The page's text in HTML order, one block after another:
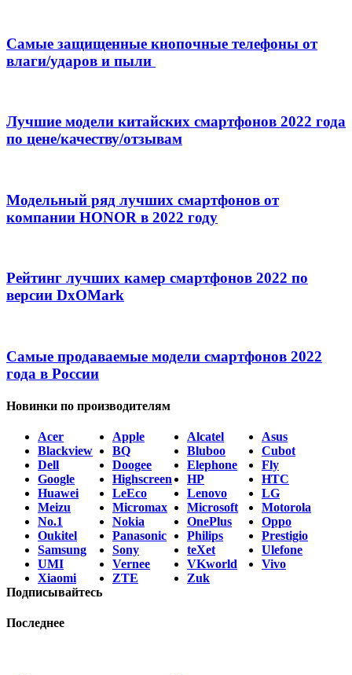
Самые защищенные кнопочные телефоны от
влаги/ударов и пыли
Лучшие модели китайских смартфонов 2022 года
по цене/качеству/отзывам
Модельный ряд лучших смартфонов от
компании HONOR в 2022 году
Рейтинг лучших камер смартфонов 2022 по
версии DxOMark
Самые продаваемые модели смартфонов 2022
года в России
Новинки по производителям
Acer Apple Alcatel
Asus
Blackview
BQ Bluboo
Cubot
Dell
Doogee Elephone
Fly
Google
Highscreen HP
HTC
Huawei
LeEco Lenovo
LG
Meizu
Micromax Microsoft
Motorola
No.1
Nokia OnePlus
Oppo
Oukitel
Panasonic Philips
Prestigio
Samsung
Sony teXet
Ulefone
UMI
Vernee VKworld
Vivo
Xiaomi
ZTE
Zuk
Подписывайтесь
Последнее